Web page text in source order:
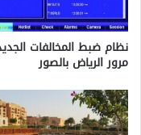
نظام ضبط المخالفات
مرور الرياض بالصور